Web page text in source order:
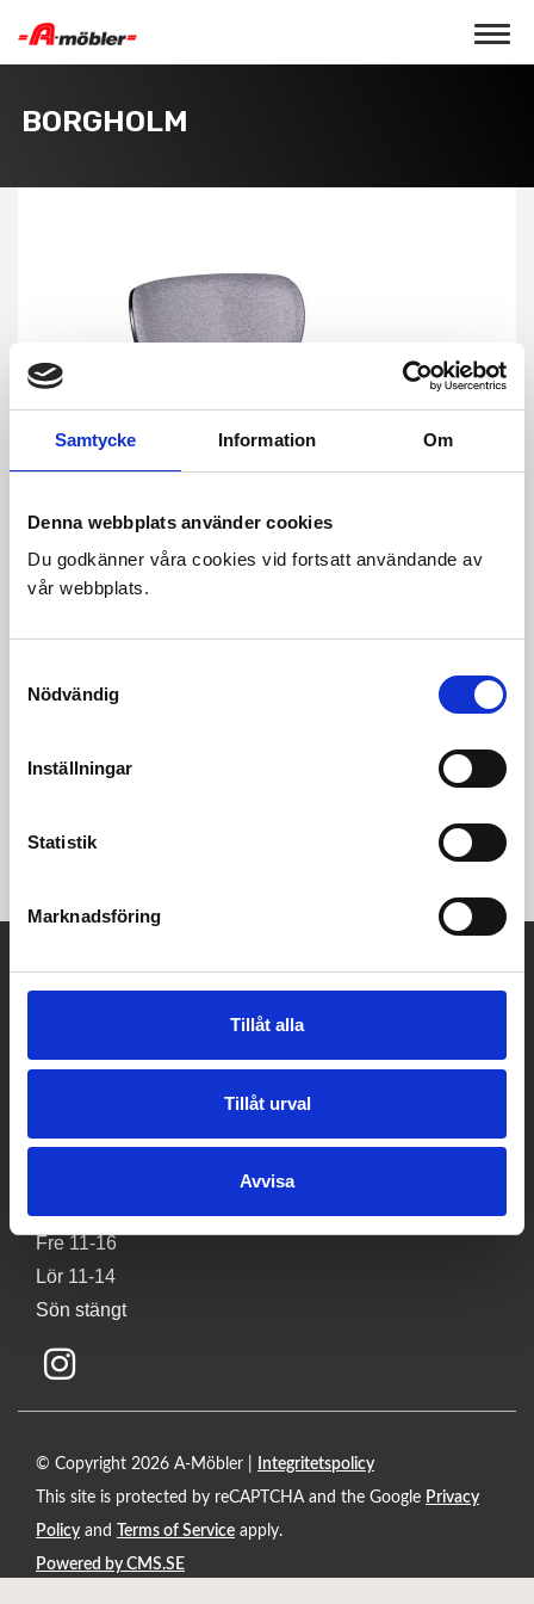
Samtycke Information Om
Denna webbplats använder cookies
Du godkänner våra cookies vid fortsatt användande av
vår webbplats.
Nödvändig
Inställningar
Statistik
Marknadsföring
Tillåt alla
Tillåt urval
Avvisa
Toggle
BORGHOLM
Butikens öppettider
Fre 11-16
Lör 11-14
Sön stängt
© Copyright 2026 A-Möbler |
Integritetspolicy
This site is protected by reCAPTCHA and the Google Privacy
Policy and Terms of Service apply.
Powered by CMS.SE